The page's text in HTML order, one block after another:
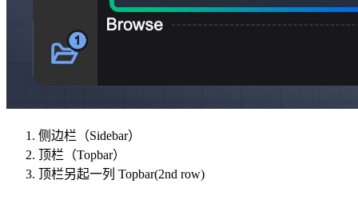
侧边栏（Sidebar）
顶栏（Topbar）
顶栏另起一列 Topbar(2nd row)